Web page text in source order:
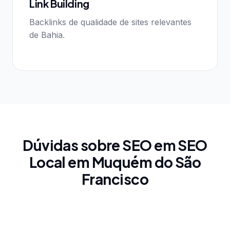
Link Building
Backlinks de qualidade de sites relevantes
de Bahia.
Dúvidas sobre SEO em SEO
Local em Muquém do São
Francisco